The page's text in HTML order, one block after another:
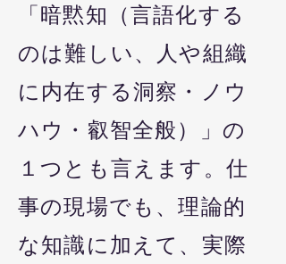
「暗黙知（言語化する
のは難しい、人や組織
に内在する洞察・ノウ
ハウ・叡智全般）」の
１つとも言えます。​​仕
事の現場でも、理論的
な知識に加えて、実際